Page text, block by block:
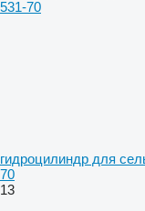
гидроцилиндр для
70
13